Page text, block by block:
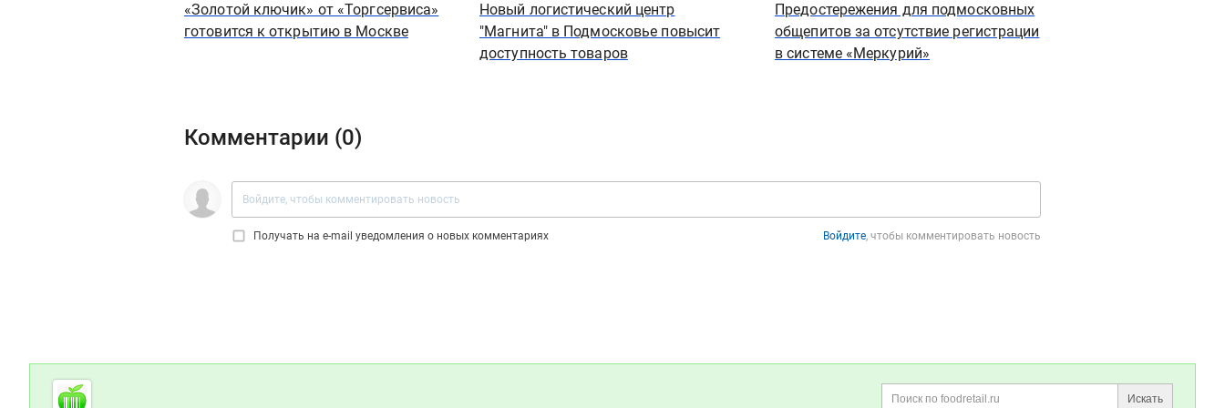
«Золотой ключик» от «Торгсервиса»
готовится к открытию в Москве
Новый логистический центр
"Магнита" в Подмосковье повысит
доступность товаров
Предостережения для подмосковных
общепитов за отсутствие регистрации
в системе «Меркурий»
Комментарии (0)
Получать на e‑mail уведомления о новых комментариях Войдите , чтобы комментировать новость
Дополнительная информация
Искать
Cсылки на полезные проекты